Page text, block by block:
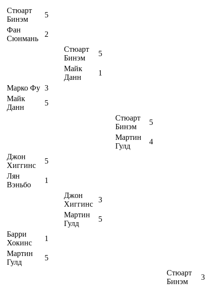
Стюарт
Бинэм
5
Фан
Сюнмань
2
Стюарт
Бинэм
5
Майк
Данн
1
Марко Фу 3
Майк
Данн
5
Стюарт
Бинэм
5
Мартин
Гулд
4
Джон
Хиггинс
5
Лян
Вэньбо
1
Джон
Хиггинс
3
Мартин
Гулд
5
Барри
Хокинс
1
Мартин
Гулд
5
Стюарт
Бинэм
3